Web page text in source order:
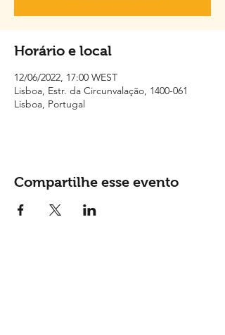
Horário e local
12/06/2022, 17:00 WEST
Lisboa, Estr. da Circunvalação, 1400-061
Lisboa, Portugal
Compartilhe esse evento